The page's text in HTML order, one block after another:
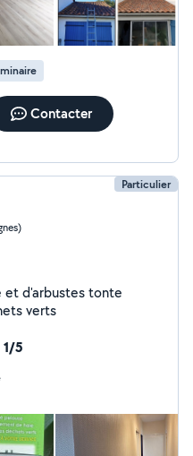
Contacter
Particulier
et d'arbustes tonte
verts
5